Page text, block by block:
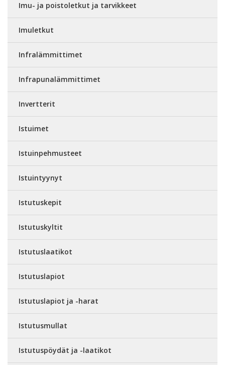
Imu- ja poistoletkut ja tarvikkeet
Imuletkut
Infralämmittimet
Infrapunalämmittimet
Invertterit
Istuimet
Istuinpehmusteet
Istuintyynyt
Istutuskepit
Istutuskyltit
Istutuslaatikot
Istutuslapiot
Istutuslapiot ja -harat
Istutusmullat
Istutuspöydät ja -laatikot